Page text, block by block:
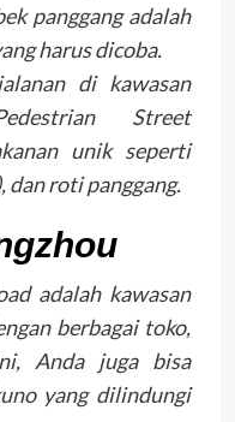
panggang adalah
harus dicoba.
di kawasan
Street
unik seperti
dan roti panggang.
adalah kawasan
berbagai toko,
Anda juga bisa
yang dilindungi